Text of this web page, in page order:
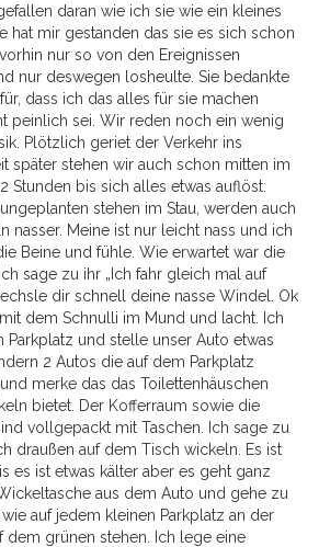
daran wie ich sie wie ein kleines
hat mir gestanden das sie es sich schon
nur so von den Ereignissen
nur deswegen losheulte. Sie bedankte
dass ich das alles für sie machen
peinlich sei. Wir reden noch ein wenig
Plötzlich geriet der Verkehr ins
später stehen wir auch schon mitten im
Stunden bis sich alles etwas auflöst.
stehen im Stau, werden auch
nasser. Meine ist nur leicht nass und ich
Beine und fühle. Wie erwartet war die
sage zu ihr „Ich fahr gleich mal auf
dir schnell deine nasse Windel. Ok
dem Schnulli im Mund und lacht. Ich
Parkplatz und stelle unser Auto etwas
2 Autos die auf dem Parkplatz
merke das das Toilettenhäuschen
bietet. Der Kofferraum sowie die
vollgepackt mit Taschen. Ich sage zu
draußen auf dem Tisch wickeln. Es ist
es ist etwas kälter aber es geht ganz
aus dem Auto und gehe zu
auf jedem kleinen Parkplatz an der
dem grünen stehen. Ich lege eine